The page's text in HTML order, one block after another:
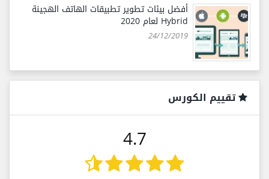
أفضل بيئات تطوير تطبيقات الهاتف الهجينة
Hybrid لعام 2020
24/12/2019
تقييم الكورس
4.7